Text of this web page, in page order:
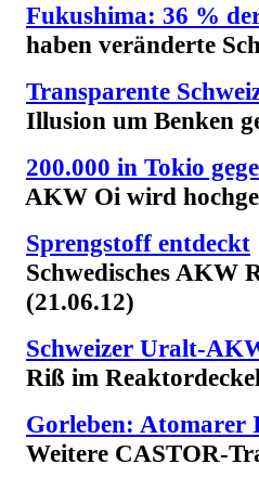
Fukushima: 36 %
haben veränderte
Transparente
Illusion um Benken
200.000 in Tokio
AKW Oi wird
Sprengstoff entdeckt
Schwedisches AKW
(21.06.12)
Schweizer Uralt-
Riß im
Gorleben: Atomarer
Weitere CASTOR-